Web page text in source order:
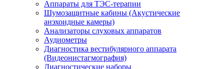
Аппараты для ТЭС-терапии
Шумозащитные кабины (Акустические
анэхоидные камеры)
Анализаторы слуховых аппаратов
Аудиометры
Диагностика вестибулярного аппарата
(Видеонистагмография)
Диагностические наборы